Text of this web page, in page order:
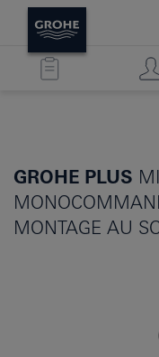
GROHE PLUS
MONTAGE AU